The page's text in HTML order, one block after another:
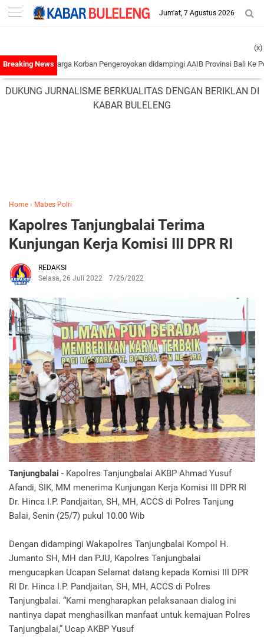
-->
Jum'at, 7 Agustus 2026
Keluarga Korban Pengeroyokan didampingi AAIB Provinsi Bali Ke Polres
(x)
DUKUNG JURNALISME BERKUALITAS DENGAN BERIKLAN DI
KABAR BULELENG
Home › Mabes Polri
Kapolres Tanjungbalai Terima
Kunjungan Kerja Komisi III DPR RI
REDAKSI
Selasa, 26 Juli 2022
7/26/2022
Tanjungbalai - Kapolres Tanjungbalai AKBP Ahmad Yusuf
Afandi, SIK, MM menerima Kunjungan Kerja Komisi III DPR RI
Dr. Hinca I.P. Pandjaitan, SH, MH, ACCS di Polres Tanjung
Balai, Senin (25/7) pukul 10.00 Wib
Dengan didampingi Wakapolres Tanjungbalai Kompol H.
Jumanto SH, MH dan PJU, Kapolres Tanjungbalai
mengucapkan Ucapan Selamat datang kepada Komisi III DPR
RI Dr. Hinca I.P. Pandjaitan, SH, MH, ACCS di Polres
Tanjungbalai. “Kami mengharapkan pelaksanaan dialog ini
nantinya dapat menghasilkan manfaat untuk kemajuan Polres
Tanjungbalai,” Ucap AKBP Yusuf